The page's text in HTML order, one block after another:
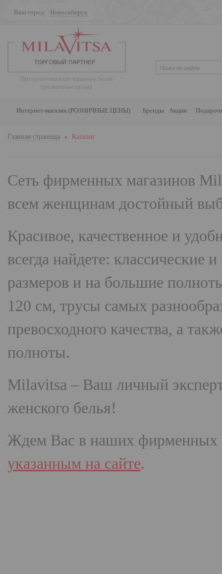
Ваш город: Новосибирск
Интернет-магазин нижнего белья
(розничные цены)
Интернет-магазин (РОЗНИЧНЫЕ ЦЕНЫ) Бренды Акции
Главная страница Каталог
Сеть фирменных магазинов
всем женщинам достойный
Красивое, качественное и
всегда найдете:
размеров и на большие
120 см, трусы самых
превосходного качества, а
полноты.
Milavitsa – Ваш личный
женского белья!
Ждем Вас в наших фирменных
указанным на сайте.